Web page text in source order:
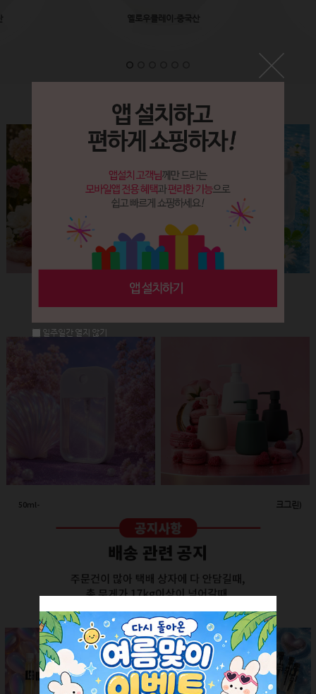
옐로우클레이-중국산
Label&Bottle
50ml-애플 스프레이(투명/화이트캡)
회원공개
260ml-고급세라믹 펌프용기(다크그린)
회원공개
더보기 +
일주일간 열지 않기